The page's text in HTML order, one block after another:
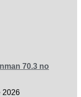
70.3 no
2026